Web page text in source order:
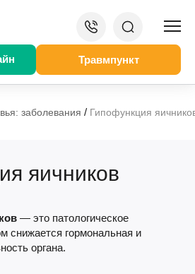
Травмпункт
заболевания / Гипофункция
яичников
— это патологическое
снижается гормональная и
органа.